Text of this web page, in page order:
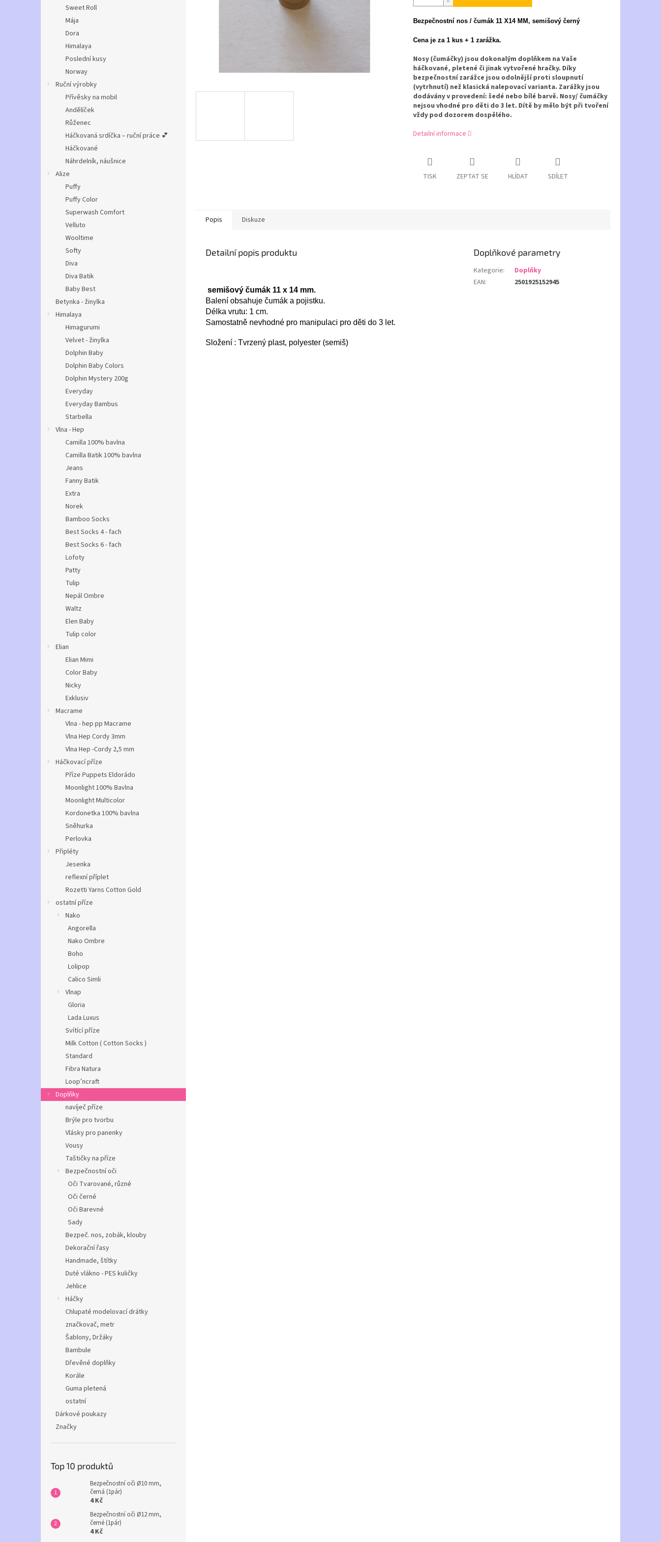
Sweet Roll
Mája
Dora
Himalaya
Poslední kusy
Norway
Ruční výrobky
Přívěsky na mobil
Andělíček
Růženec
Háčkovaná srdíčka – ruční práce 💕
Háčkované
Náhrdelník, náušnice
Alize
Puffy
Puffy Color
Superwash Comfort
Velluto
Wooltime
Softy
Diva
Diva Batik
Baby Best
Betynka - žinylka
Himalaya
Himagurumi
Velvet - žinylka
Dolphin Baby
Dolphin Baby Colors
Dolphin Mystery 200g
Everyday
Everyday Bambus
Starbella
Vlna - Hep
Camilla 100% bavlna
Camilla Batik 100% bavlna
Jeans
Fanny Batik
Extra
Norek
Bamboo Socks
Best Socks 4 - fach
Best Socks 6 - fach
Lofoty
Patty
Tulip
Nepál Ombre
Waltz
Elen Baby
Tulip color
Elian
Elian Mimi
Color Baby
Nicky
Exklusiv
Macrame
Vlna - hep pp Macrame
Vlna Hep Cordy 3mm
Vlna Hep -Cordy 2,5 mm
Háčkovací příze
Příze Puppets Eldorádo
Moonlight 100% Bavlna
Moonlight Multicolor
Kordonetka 100% bavlna
Sněhurka
Perlovka
Připléty
Jesenka
reflexní příplet
Rozetti Yarns Cotton Gold
ostatní příze
Nako
Angorella
Nako Ombre
Boho
Lolipop
Calico Simli
Vlnap
Gloria
Lada Luxus
Svítící příze
Milk Cotton ( Cotton Socks )
Standard
Fibra Natura
Loop’ncraft
Doplňky
navíječ příze
Brýle pro tvorbu
Vlásky pro panenky
Vousy
Taštičky na příze
Bezpečnostní oči
Oči Tvarované, různé
Oči černé
Oči Barevné
Sady
Bezpeč. nos, zobák, klouby
Dekorační řasy
Handmade, štítky
Duté vlákno - PES kuličky
Jehlice
Háčky
Chlupaté modelovací drátky
značkovač, metr
Šablony, Držáky
Bambule
Dřevěné doplňky
Korále
Guma pletená
ostatní
Dárkové poukazy
Značky
Top 10 produktů
Bezpečnostní oči Ø10 mm,
černá (1pár)
4 Kč
Bezpečnostní oči Ø12 mm,
černé (1pár)
4 Kč
Bezpečnostní nos / čumák 11 X14 MM, semišový černý
Cena je za 1 kus + 1 zarážka.
Nosy (čumáčky) jsou dokonalým doplňkem na Vaše
háčkované, pletené či jinak vytvořené hračky. Díky
bezpečnostní zarážce jsou odolnější proti sloupnutí
(vytrhnutí) než klasická nalepovací varianta. Zarážky jsou
dodávány v provedení: šedé nebo bílé barvě. Nosy/ čumáčky
nejsou vhodné pro děti do 3 let. Dítě by mělo být při tvoření
vždy pod dozorem dospělého.
Detailní informace
TISK ZEPTAT SE HLÍDAT SDÍLET
Popis Diskuze
Detailní popis produktu
semišový čumák 11 x 14 mm.
Balení obsahuje čumák a pojistku.
Délka vrutu: 1 cm.
Samostatně nevhodné pro manipulaci pro děti do 3 let.
Složení : Tvrzený plast, polyester (semiš)
Doplňkové parametry
Kategorie:
Doplňky
EAN: 2501925152945